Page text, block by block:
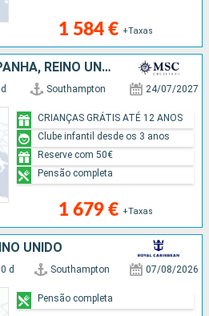
1 584 € +Taxas
IBIZA, MARROCOS, ESPANHA, REINO UNIDO
Southampton 24/07/2027
1 679 € +Taxas
CRIANÇAS GRÁTIS ATÉ 12 ANOS
Clube infantil desde os 3 anos
Reserve com 50€
Pensão completa
UNIDO
d Southampton 07/08/2026
Pensão completa